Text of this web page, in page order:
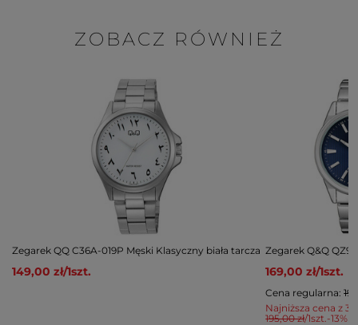
ZOBACZ RÓWNIEŻ
Zegarek QQ C36A-019P Męski Klasyczny biała tarcza
149,00 zł/1szt.
Zegarek Q&Q
169,00 zł/1szt.
Najniższa cena z
195,00 zł/1szt. -13%
Cena regularna: